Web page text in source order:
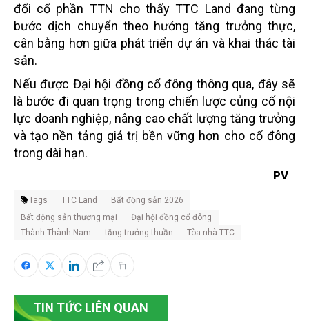
đổi cổ phần TTN cho thấy TTC Land đang từng
bước dịch chuyển theo hướng tăng trưởng thực,
cân bằng hơn giữa phát triển dự án và khai thác tài
sản.
Nếu được Đại hội đồng cổ đông thông qua, đây sẽ
là bước đi quan trọng trong chiến lược củng cố nội
lực doanh nghiệp, nâng cao chất lượng tăng trưởng
và tạo nền tảng giá trị bền vững hơn cho cổ đông
trong dài hạn.
PV
Tags TTC Land
Bất động sản 2026
Bất động sản thương mại
Đại hội đồng cổ đông
Thành Thành Nam
tăng trưởng thuần Tòa nhà TTC
TIN TỨC LIÊN QUAN